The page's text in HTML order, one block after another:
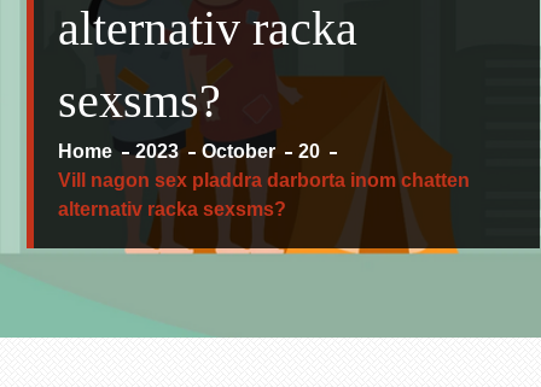
alternativ racka
sexsms?
Home 2023 October
20
Vill nagon sex pladdra darborta inom chatten
alternativ racka sexsms?